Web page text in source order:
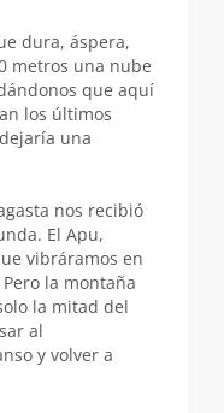
dura, áspera,
metros una nube
que aquí
los últimos
una
nos recibió
El Apu,
vibráramos en
la montaña
la mitad del
al
y volver a